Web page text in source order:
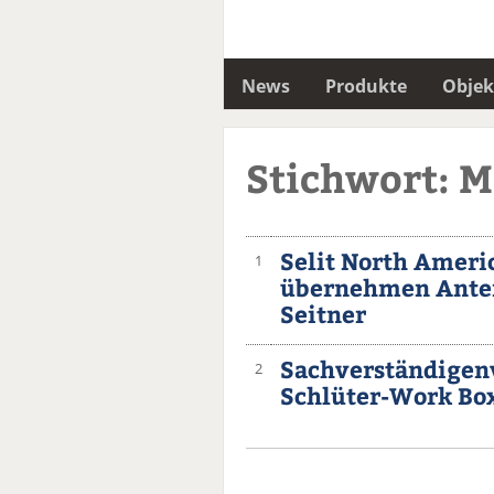
News Produkte
Stichwort:
1
Selit North
übernehmen
Seitner
2
Schlüter-Work